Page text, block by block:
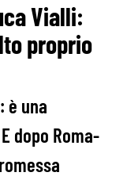
Vialli:
proprio
è una
dopo Roma-